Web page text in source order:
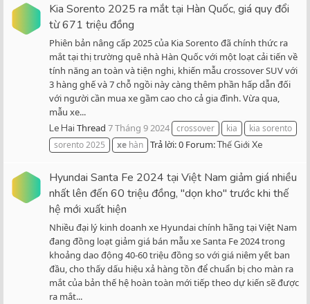
Kia Sorento 2025 ra mắt tại Hàn Quốc, giá quy đổi
từ 671 triệu đồng
Phiên bản nâng cấp 2025 của Kia Sorento đã chính thức ra
mắt tại thị trường quê nhà Hàn Quốc với một loạt cải tiến về
tính năng an toàn và tiện nghi, khiến mẫu crossover SUV với
3 hàng ghế và 7 chỗ ngồi này càng thêm phần hấp dẫn đối
với người cần mua xe gầm cao cho cả gia đình. Vừa qua,
mẫu xe...
Le Hai Thread 7 Tháng 9 2024 crossover kia
kia sorento
sorento 2025
xe hàn Trả lời: 0 Forum:Thế Giới Xe
Hyundai Santa Fe 2024 tại Việt Nam giảm giá nhiều
nhất lên đến 60 triệu đồng, "dọn kho" trước khi thế
hệ mới xuất hiện
Nhiều đại lý kinh doanh xe Hyundai chính hãng tại Việt Nam
đang đồng loạt giảm giá bán mẫu xe Santa Fe 2024 trong
khoảng dao động 40-60 triệu đồng so với giá niêm yết ban
đầu, cho thấy dấu hiệu xả hàng tồn để chuẩn bị cho màn ra
mắt của bản thế hệ hoàn toàn mới tiếp theo dự kiến sẽ được
ra mắt...